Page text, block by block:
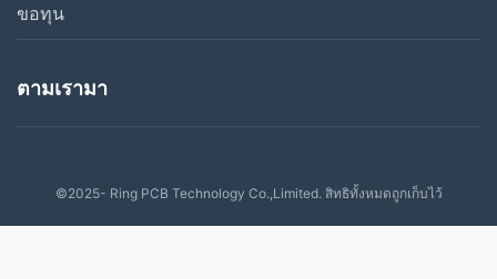
ส่วนประกอบ PCB
ขอทุน
ตามเรามา
©2025- Ring PCB Technology Co.,Limited. สิทธิทั้งหมดถูกเก็บไว้